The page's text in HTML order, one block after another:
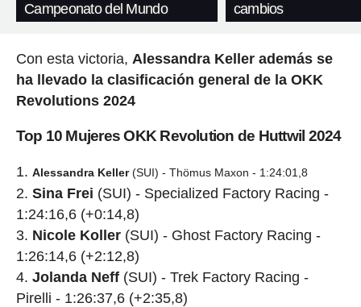
Campeonato del Mundo
cambios
Con esta victoria, Alessandra Keller además se
ha llevado la clasificación general de la OKK
Revolutions 2024
Top 10 Mujeres OKK Revolution de Huttwil 2024
Alessandra Keller(SUI) - Thömus Maxon - 1:24:01,8
Sina Frei (SUI) - Specialized Factory Racing -
1:24:16,6 (+0:14,8)
Nicole Koller(SUI) - Ghost Factory Racing -
1:26:14,6 (+2:12,8)
Jolanda Neff(SUI) - Trek Factory Racing -
Pirelli - 1:26:37,6 (+2:35,8)